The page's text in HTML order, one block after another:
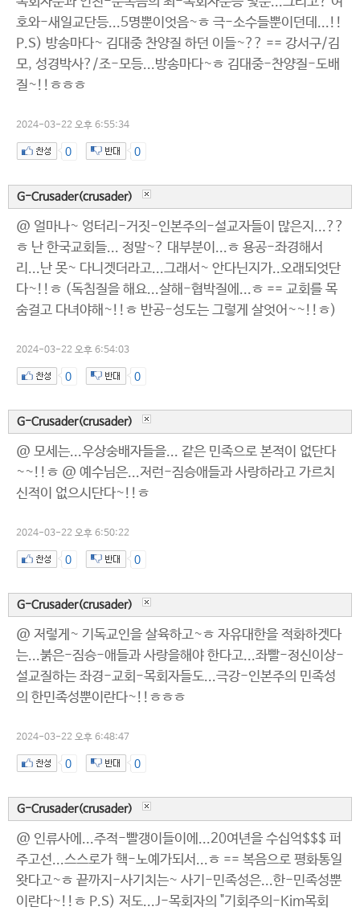
호와-새일교단등...5명뿐이엇음~ㅎ 극-소수들뿐이던데...!!
P.S) 방송마다~ 김대중 찬양질 하던 이들~?? == 강서구/김
모, 성경박사?/조-모등...방송마다~ㅎ 김대중-찬양질-도배
질~!!ㅎㅎㅎ
2024-03-22 오후 6:55:34
0 0
G-Crusader(crusader)
@ 얼마나~ 엉터리-거짓-인본주의-설교자들이 많은지...??
ㅎ 난 한국교회들... 정말~? 대부분이...ㅎ 용공-좌경해서
리...난 못~ 다니겟더라고...그래서~ 안다닌지가..오래되엇단
다~!!ㅎ (독침질을 해요...살해-협박질에...ㅎ == 교회를 목
숨걸고 다녀야해~!!ㅎ 반공-성도는 그렇게 살엇어~~!!ㅎ)
2024-03-22 오후 6:54:03
0 0
G-Crusader(crusader)
@ 모세는...우상숭배자들을... 같은 민족으로 본적이 없단다
~~!!ㅎ @ 예수님은...저런-짐승애들과 사랑하라고 가르치
신적이 없으시단다~!!ㅎ
2024-03-22 오후 6:50:22
0 0
G-Crusader(crusader)
@ 저렇게~ 기독교인을 살육하고~ㅎ 자유대한을 적화하겟다
는...붉은-짐승-애들과 사랑을해야 한다고...좌빨-정신이상-
설교질하는 좌경-교회-목회자들도...극강-인본주의 민족성
의 한민족성뿐이란다~!!ㅎㅎㅎ
2024-03-22 오후 6:48:47
0 0
G-Crusader(crusader)
@ 인류사에...주적-빨갱이들이에...20여년을 수십억$$$ 퍼
주고선...스스로가 핵-노예가되서...ㅎ == 복음으로 평화통일
왓다고~ㅎ 끝까지-사기치는~ 사기-민족성은...한-민족성뿐
이란다~!!ㅎ P.S) 저도...J-목회자의 "기회주의-Kim목회